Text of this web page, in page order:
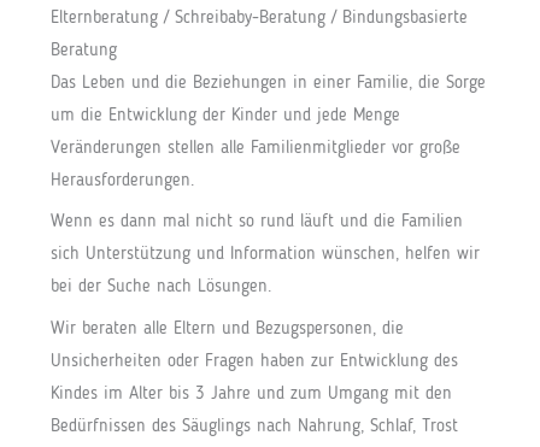
Elternberatung / Schreibaby-Beratung / Bindungsbasierte
Beratung
Das Leben und die Beziehungen in einer Familie, die Sorge
um die Entwicklung der Kinder und jede Menge
Veränderungen stellen alle Familienmitglieder vor große
Herausforderungen.
Wenn es dann mal nicht so rund läuft und die Familien
sich Unterstützung und Information wünschen, helfen wir
bei der Suche nach Lösungen.
Wir beraten alle Eltern und Bezugspersonen, die
Unsicherheiten oder Fragen haben zur Entwicklung des
Kindes im Alter bis 3 Jahre und zum Umgang mit den
Bedürfnissen des Säuglings nach Nahrung, Schlaf, Trost